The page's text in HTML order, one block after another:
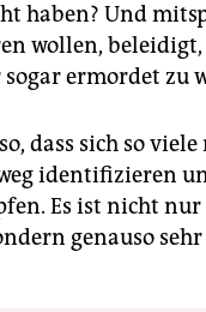
haben? Und
wollen,
ermordet zu
dass sich so
identifizieren
Es ist nicht
genauso